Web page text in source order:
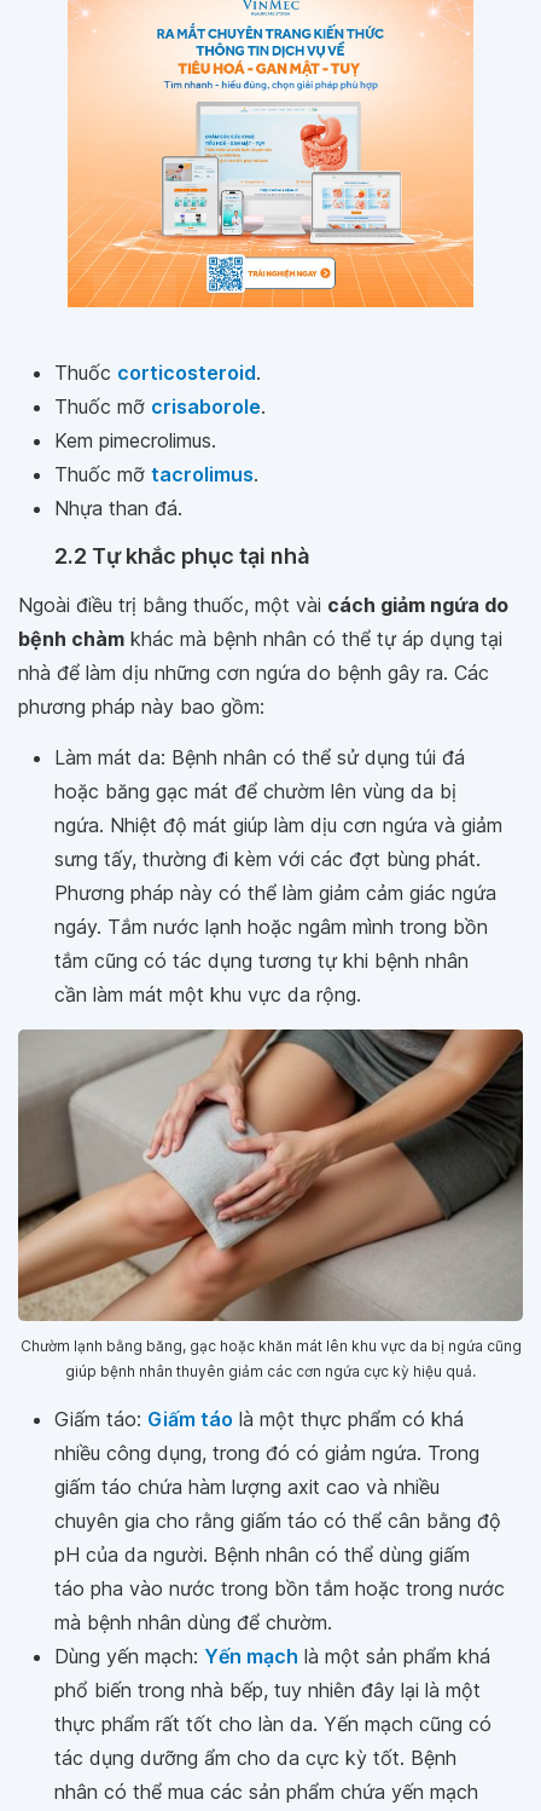
Thuốc corticosteroid.
Thuốc mỡ crisaborole.
Kem pimecrolimus.
Thuốc mỡ tacrolimus.
Nhựa than đá.
2.2 Tự khắc phục tại nhà
Ngoài điều trị bằng thuốc, một vài cách giảm ngứa do
bệnh chàm khác mà bệnh nhân có thể tự áp dụng tại
nhà để làm dịu những cơn ngứa do bệnh gây ra. Các
phương pháp này bao gồm:
Làm mát da: Bệnh nhân có thể sử dụng túi đá
hoặc băng gạc mát để chườm lên vùng da bị
ngứa. Nhiệt độ mát giúp làm dịu cơn ngứa và giảm
sưng tấy, thường đi kèm với các đợt bùng phát.
Phương pháp này có thể làm giảm cảm giác ngứa
ngáy. Tắm nước lạnh hoặc ngâm mình trong bồn
tắm cũng có tác dụng tương tự khi bệnh nhân
cần làm mát một khu vực da rộng.
Chườm lạnh bằng băng, gạc hoặc khăn mát lên khu vực da bị ngứa cũng
giúp bệnh nhân thuyên giảm các cơn ngứa cực kỳ hiệu quả.
Giấm táo: Giấm táo là một thực phẩm có khá
nhiều công dụng, trong đó có giảm ngứa. Trong
giấm táo chứa hàm lượng axit cao và nhiều
chuyên gia cho rằng giấm táo có thể cân bằng độ
pH của da người. Bệnh nhân có thể dùng giấm
táo pha vào nước trong bồn tắm hoặc trong nước
mà bệnh nhân dùng để chườm.
Dùng yến mạch: Yến mạch là một sản phẩm khá
phổ biến trong nhà bếp, tuy nhiên đây lại là một
thực phẩm rất tốt cho làn da. Yến mạch cũng có
tác dụng dưỡng ẩm cho da cực kỳ tốt. Bệnh
nhân có thể mua các sản phẩm chứa yến mạch